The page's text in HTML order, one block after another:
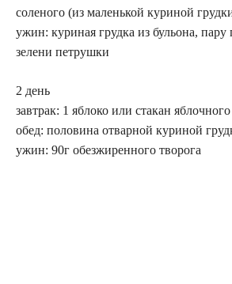
соленого (из маленькой куриной
ужин: куриная грудка из бульона, пару
зелени петрушки
2 день
завтрак: 1 яблоко или стакан яблочного
обед: половина отварной куриной
ужин: 90г обезжиренного творога